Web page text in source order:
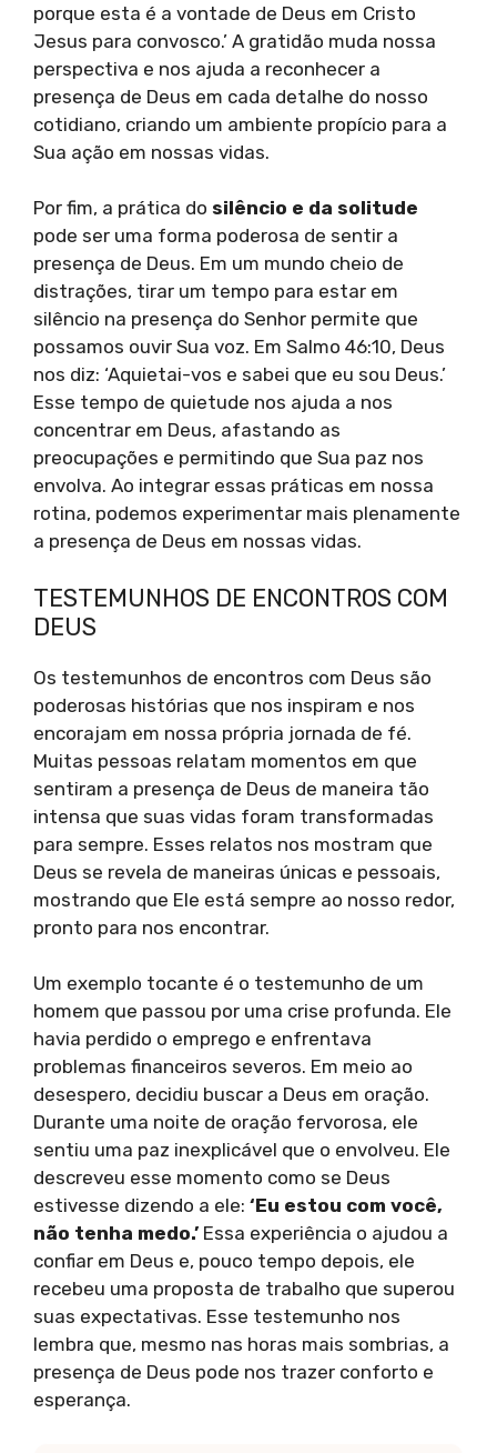
porque esta é a vontade de Deus em Cristo
Jesus para convosco.’ A gratidão muda nossa
perspectiva e nos ajuda a reconhecer a
presença de Deus em cada detalhe do nosso
cotidiano, criando um ambiente propício para a
Sua ação em nossas vidas.
Por fim, a prática do silêncio e da solitude
pode ser uma forma poderosa de sentir a
presença de Deus. Em um mundo cheio de
distrações, tirar um tempo para estar em
silêncio na presença do Senhor permite que
possamos ouvir Sua voz. Em Salmo 46:10, Deus
nos diz: ‘Aquietai-vos e sabei que eu sou Deus.’
Esse tempo de quietude nos ajuda a nos
concentrar em Deus, afastando as
preocupações e permitindo que Sua paz nos
envolva. Ao integrar essas práticas em nossa
rotina, podemos experimentar mais plenamente
a presença de Deus em nossas vidas.
TESTEMUNHOS DE ENCONTROS COM
DEUS
Os testemunhos de encontros com Deus são
poderosas histórias que nos inspiram e nos
encorajam em nossa própria jornada de fé.
Muitas pessoas relatam momentos em que
sentiram a presença de Deus de maneira tão
intensa que suas vidas foram transformadas
para sempre. Esses relatos nos mostram que
Deus se revela de maneiras únicas e pessoais,
mostrando que Ele está sempre ao nosso redor,
pronto para nos encontrar.
Um exemplo tocante é o testemunho de um
homem que passou por uma crise profunda. Ele
havia perdido o emprego e enfrentava
problemas financeiros severos. Em meio ao
desespero, decidiu buscar a Deus em oração.
Durante uma noite de oração fervorosa, ele
sentiu uma paz inexplicável que o envolveu. Ele
descreveu esse momento como se Deus
estivesse dizendo a ele: ‘Eu estou com você,
não tenha medo.’ Essa experiência o ajudou a
confiar em Deus e, pouco tempo depois, ele
recebeu uma proposta de trabalho que superou
suas expectativas. Esse testemunho nos
lembra que, mesmo nas horas mais sombrias, a
presença de Deus pode nos trazer conforto e
esperança.